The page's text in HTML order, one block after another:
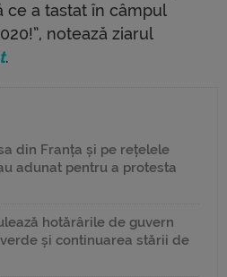
a tastat în câmpul
notează ziarul
.
din Franța și pe rețelele
adunat pentru a protesta
hotărârile de guvern
și continuarea stării de